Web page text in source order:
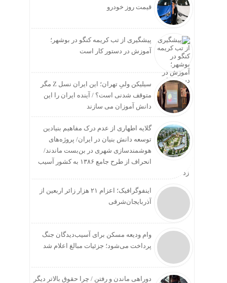
قیمت روز خودرو
پیشگیری از تب کریمه کنگو در بوشهر؛
آموزش در دستور کار است
سیلیکن ولیِ تهران؛ این ایران نسل Z مگر
متوقف شدنی است؟ / آینده ایران را این
دانش آموزان می سازند
گلایه اطهاری از عدم درک مفاهیم بنیادین
توسعه دانش بنیان در ایران/ پروژه‌های
هوشمندسازی شهری در بن‌بست ماندند/
انحراف از طرح جامع ۱۳۸۶ به کشور آسیب
زد
اینفوگرافیک؛ اعزام ۲۱ هزار زائر اربعین از
آذربایجان‌شرقی
وام ودیعه مسکن برای آسیب‌دیدگان جنگ
پرداخت می‌شود؛ جزئیات مبالغ اعلام شد
دوراهی ماندن و رفتن / چرا حقوق بالاتر دیگر